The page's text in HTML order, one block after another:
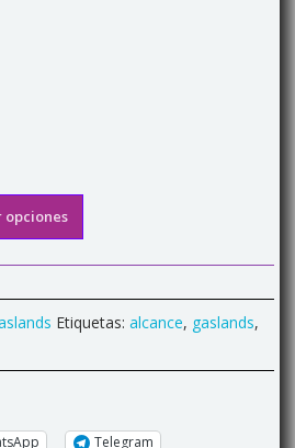
opciones
Etiquetas: alcance, gaslands,
Telegram